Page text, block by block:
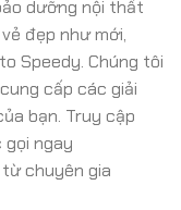
dưỡng nội thất
đẹp như mới,
Speedy. Chúng tôi
cấp các giải
bạn. Truy cập
ngay
chuyên gia